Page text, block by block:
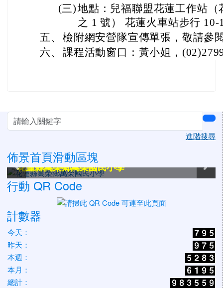
(三)地點：兒福聯盟花蓮工作站
之 1 號） 花蓮火車站步行 10-
五、 檢附網安營隊宣傳單張，敬請參
六、 課程活動窗口：黃小姐，
左邊區域內容
進階搜尋
佈景首頁滑動區塊
花蓮縣萬榮鄉萬榮國民小學
花蓮縣萬榮鄉萬榮國民小學
花蓮縣萬榮鄉萬榮國民小學
花蓮縣萬榮鄉萬榮國民小學
花蓮縣萬榮鄉萬榮國民小學
花蓮縣萬榮鄉萬榮國民小學
行動 QR Code
計數器
今天：
昨天：
本週：
本月：
總計：